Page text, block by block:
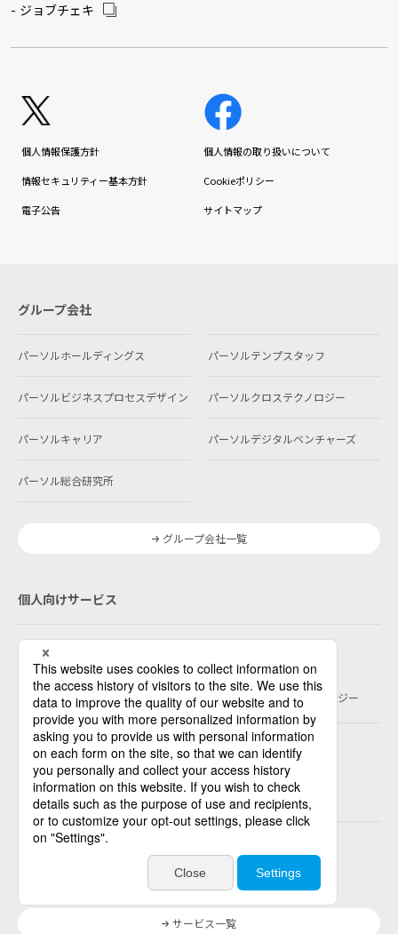
ジョブチェキ
個人情報保護方針 個人情報の取り扱いについて
情報セキュリティー基本方針 Cookieポリシー
電子公告 サイトマップ
グループ会社
パーソルホールディングス パーソルテンプスタッフ
パーソルビジネスプロセスデザイン パーソルクロステクノロジー
パーソルキャリア パーソルデジタルベンチャーズ
パーソル総合研究所
グループ会社一覧
個人向けサービス
人材派遣
テンプスタッフ
ジョブチェキ
ファンタブル
フレキシブルキャリア
Chall-edge パーソルクロステクノロジー
転職・就職
doda
エグゼクティブエージェント BRS
ミイダス
dodaチャレンジ
doda X
その他
Neuro Dive HiPro
サービス一覧